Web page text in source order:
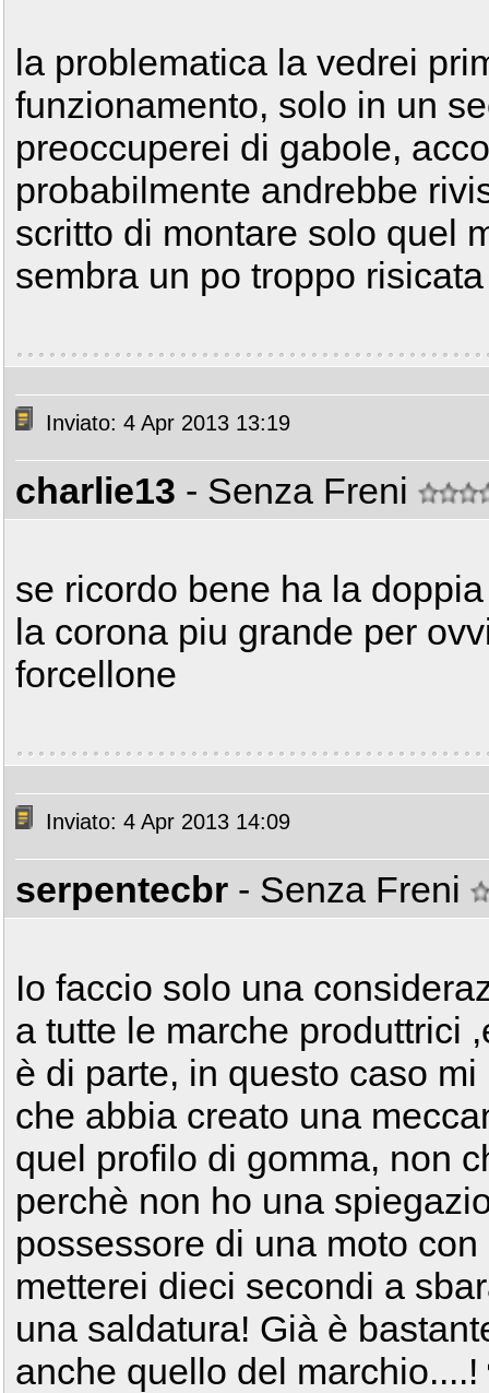
la problematica la vedrei
funzionamento, solo in un
preoccuperei di gabole,
probabilmente andrebbe
scritto di montare solo quel
sembra un po troppo
Inviato: 4 Apr 2013 13:19
charlie13 - Senza Freni
se ricordo bene ha la
la corona piu grande per
forcellone
Inviato: 4 Apr 2013 14:09
serpentecbr - Senza Freni
Io faccio solo una
a tutte le marche produttrici
è di parte, in questo caso
che abbia creato una
quel profilo di gomma, non
perchè non ho una
possessore di una moto
metterei dieci secondi a
una saldatura! Già è
anche quello del marchio....!